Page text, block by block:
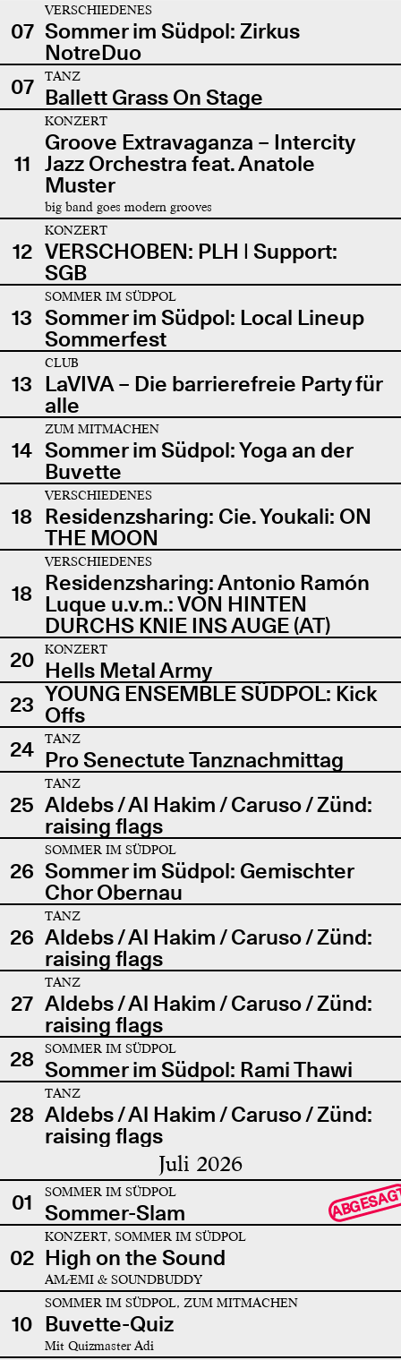
07
VERSCHIEDENES
Sommer im Südpol: Zirkus
NotreDuo
07
TANZ
Ballett Grass On Stage
11
KONZERT
Groove Extravaganza – Intercity
Jazz Orchestra feat. Anatole
Muster
big band goes modern grooves
12
KONZERT
VERSCHOBEN: PLH | Support:
SGB
13
SOMMER IM SÜDPOL
Sommer im Südpol: Local Lineup
Sommerfest
13
CLUB
LaVIVA – Die barrierefreie Party für
alle
14
ZUM MITMACHEN
Sommer im Südpol: Yoga an der
Buvette
18
VERSCHIEDENES
Residenzsharing: Cie. Youkali: ON
THE MOON
18
VERSCHIEDENES
Residenzsharing: Antonio Ramón
Luque u.v.m.: VON HINTEN
DURCHS KNIE INS AUGE (AT)
20
KONZERT
Hells Metal Army
23 YOUNG ENSEMBLE SÜDPOL: Kick
Offs
24
TANZ
Pro Senectute Tanznachmittag
25
TANZ
Aldebs / Al Hakim / Caruso / Zünd:
raising flags
26
SOMMER IM SÜDPOL
Sommer im Südpol: Gemischter
Chor Obernau
26
TANZ
Aldebs / Al Hakim / Caruso / Zünd:
raising flags
27
TANZ
Aldebs / Al Hakim / Caruso / Zünd:
raising flags
28
SOMMER IM SÜDPOL
Sommer im Südpol: Rami Thawi
28
TANZ
Aldebs / Al Hakim / Caruso / Zünd:
raising flags
Juli 2026
01 SOMMER IM SÜDPOL
Sommer-Slam
02
KONZERT, SOMMER IM SÜDPOL
High on the Sound
AMÆMI & SOUNDBUDDY
10
SOMMER IM SÜDPOL, ZUM MITMACHEN
Buvette-Quiz
Mit Quizmaster Adi